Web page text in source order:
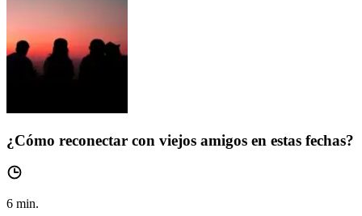
¿Cómo reconectar con viejos amigos en estas fechas?
6 min.